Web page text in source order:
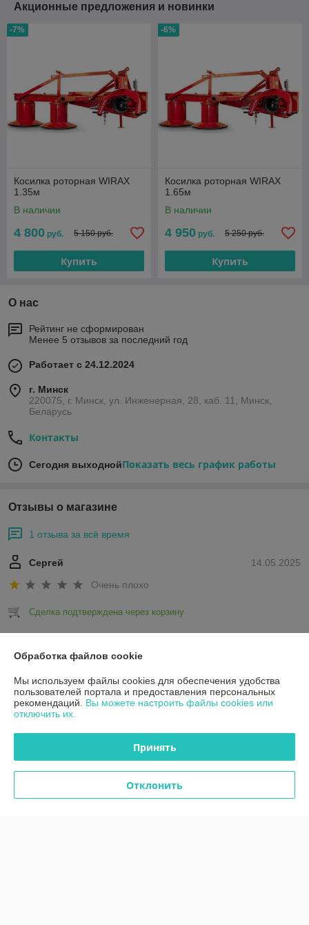
Акционные предложения и новинки
-7%
Косилка роторная WIRAX
1.35м
В наличии
4 800 руб. 5 150 руб.
Купить
-6%
Косилка роторная WIRAX
1.65м
В наличии
4 950 руб. 5 250 руб.
Купить
О нас
Рейтинг не сформирован
Менее 5 отзывов за последний год
Работает с 24.12.2024
г. Минск
220075, г. Минск, ул. Инженерная, 28, каб. 11, Минск,
Беларусь
Контакты
Сегодня выходнойПоказать весь график работы
Отзывы о магазине
1 отзыва за всё время
14.05.2025
Сергей
Очень плохо
Сделка подтверждена через корзину
О нас
Доставка и оплата
Обработка файлов cookie
Мы используем файлы cookies для обеспечения удобства
пользователей портала и предоставления персональных
рекомендаций. Вы можете настроить файлы cookies или
отключить их.
Принять
Отклонить